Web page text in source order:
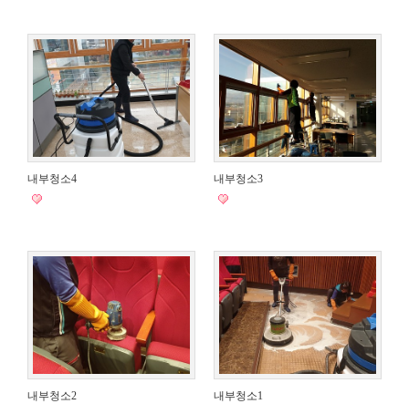
내부청소4 내부청소3
내부청소2 내부청소1